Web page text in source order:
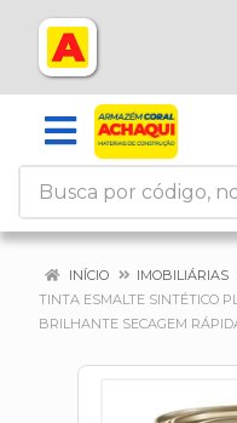
INÍCIO IMOBILIÁRIAS
TINTA ESMALTE SINTÉTICO
BRILHANTE SECAGEM